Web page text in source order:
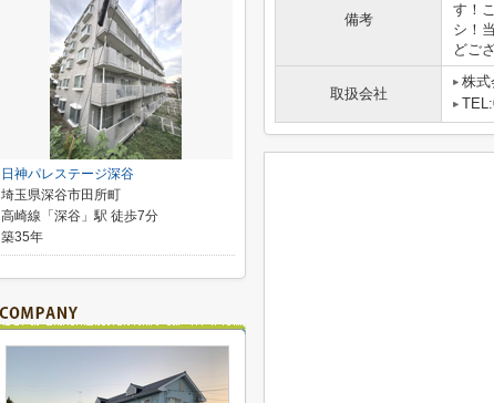
備考
す！
シ！
どご
取扱会社
株式
日神パレステージ深谷
埼玉県深谷市田所町
高崎線「深谷」駅 徒歩7分
築35年